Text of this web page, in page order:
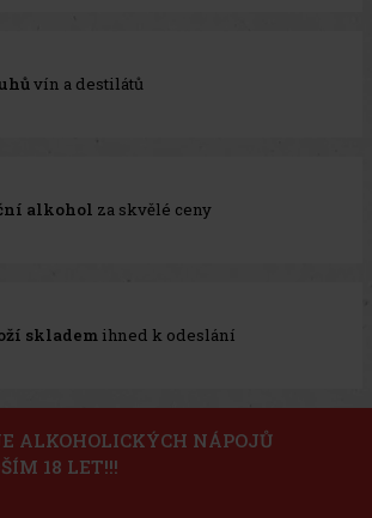
vín a destilátů
alkohol za skvělé ceny
skladem ihned k odeslání
ALKOHOLICKÝCH NÁPOJŮ
18 LET!!!